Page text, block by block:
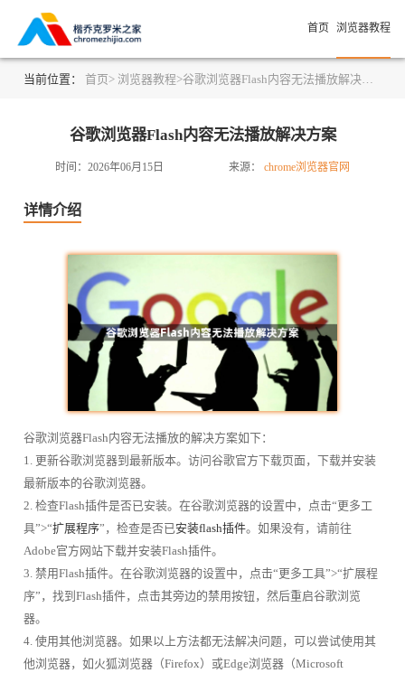
首页 浏览器教程
当前位置： 首页> 浏览器教程>谷歌浏览器Flash内容无法播放解决方案
谷歌浏览器Flash内容无法播放解决方案
时间：2026年06月15日 来源： chrome浏览器官网
详情介绍
谷歌浏览器Flash内容无法播放的解决方案如下：
1. 更新谷歌浏览器到最新版本。访问谷歌官方下载页面，下载并安装
最新版本的谷歌浏览器。
2. 检查Flash插件是否已安装。在谷歌浏览器的设置中，点击“更多工
具”>“扩展程序”，检查是否已安装flash插件。如果没有，请前往
Adobe官方网站下载并安装Flash插件。
3. 禁用Flash插件。在谷歌浏览器的设置中，点击“更多工具”>“扩展程
序”，找到Flash插件，点击其旁边的禁用按钮，然后重启谷歌浏览
器。
4. 使用其他浏览器。如果以上方法都无法解决问题，可以尝试使用其
他浏览器，如火狐浏览器（Firefox）或Edge浏览器（Microsoft